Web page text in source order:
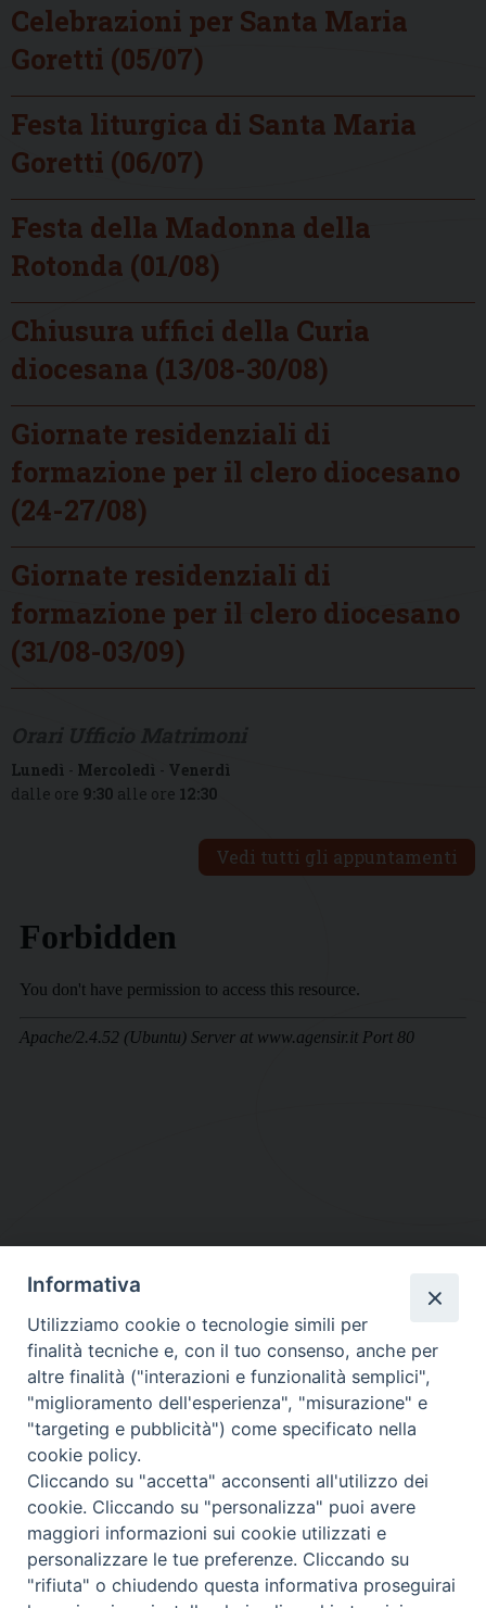
Celebrazioni per Santa Maria
Goretti (05/07)
Festa liturgica di Santa Maria
Goretti (06/07)
Festa della Madonna della
Rotonda (01/08)
Chiusura uffici della Curia
diocesana (13/08-30/08)
Giornate residenziali di
formazione per il clero diocesano
(24-27/08)
Giornate residenziali di
formazione per il clero diocesano
(31/08-03/09)
Lunedì - Mercoledì - Venerdì
dalle ore 9:30 alle ore 12:30
Vedi tutti gli appuntamenti
DIOCESI SUBURBICARIA DI ALBANO
Contatti:Tel.: 06.93268401 - Fax.: 06.9323844
E-mail:curia@diocesidialbano.it
Orari: dal Lunedì al Venerdì Ore: 9:00 - 13:00
Lunedì, Mercoledì e Venerdì, Ore 9:30 - 12:30
Diocesi Suburbicaria di Albano
Informativa
Utilizziamo cookie o tecnologie simili per
finalità tecniche e, con il tuo consenso, anche per
altre finalità ("interazioni e funzionalità semplici",
"miglioramento dell'esperienza", "misurazione" e
"targeting e pubblicità") come specificato nella
cookie policy.
Cliccando su "accetta" acconsenti all'utilizzo dei
cookie. Cliccando su "personalizza" puoi avere
maggiori informazioni sui cookie utilizzati e
personalizzare le tue preferenze. Cliccando su
"rifiuta" o chiudendo questa informativa proseguirai